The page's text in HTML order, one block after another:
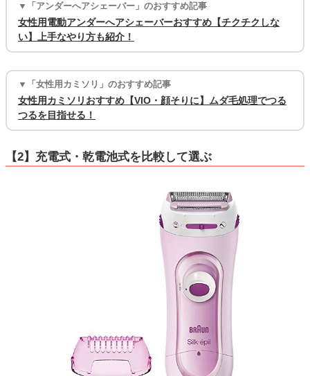
▼「アンダーへアシェーバー」のおすすめ記事
女性用電動アンダーへアシェーバーおすすめ【チクチクしな
い】上手なやり方も紹介！
▼「女性用カミソリ」のおすすめ記事
女性用カミソリおすすめ【VIO・顔そりに】ムダ毛処理でつる
つるを目指せる！
【2】充電式・乾電池式を比較して選ぶ